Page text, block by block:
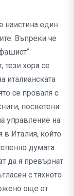
наистина един
Въпреки че
хора се
италианската
се проваля с
посветени
управление на
Италия, който
думата
да я превърнат
с тяхното
още от